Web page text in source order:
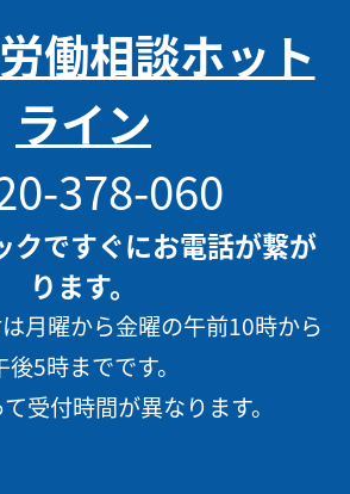
働相談ホット
ライン
378-060
クですぐにお電話が繋が
ります。
月曜から金曜の午前10時から
後5時までです。
受付時間が異なります。